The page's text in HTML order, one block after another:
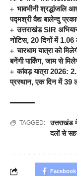
भावभीनी श्रद्धांजलि
पद्मश्री वैद्य बालेन्दु
उत्तराखंड SIR
नोटिस, 20 दिनों में
चारधाम यात्रा को
बनेंगी पार्किंग, जाम से
कांवड़ यात्रा 2026:
प्रस्थान, एक दिन में 39
TAGGED: उत्तराखंड
दलों से
Facebook